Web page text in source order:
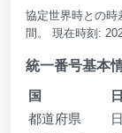
協定世界時との
間。 現在時刻:
統一番号基本
国
都道府県